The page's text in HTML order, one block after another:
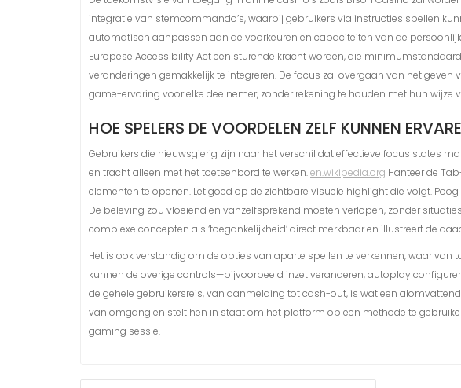
integratie van stemcommando’s, waarbij gebruikers via instructies spellen
automatisch aanpassen aan de voorkeuren en capaciteiten van de
Europese Accessibility Act een sturende kracht worden, die
veranderingen gemakkelijk te integreren. De focus zal overgaan van het
game-ervaring voor elke deelnemer, zonder rekening te houden met hun wijze
HOE SPELERS DE VOORDELEN ZELF KUNNEN
Gebruikers die nieuwsgierig zijn naar het verschil dat effectieve focus states
en tracht alleen met het toetsenbord te werken.en.wikipedia.org Hanteer de
elementen te openen. Let goed op de zichtbare visuele highlight die volgt.
De beleving zou vloeiend en vanzelfsprekend moeten verlopen, zonder
complexe concepten als ‘toegankelijkheid’ direct merkbaar en illustreert de
Het is ook verstandig om de opties van aparte spellen te verkennen, waar
kunnen de overige controls—bijvoorbeeld inzet veranderen, autoplay
de gehele gebruikersreis, van aanmelding tot cash-out, is wat een
van omgang en stelt hen in staat om het platform op een methode te
gaming sessie.